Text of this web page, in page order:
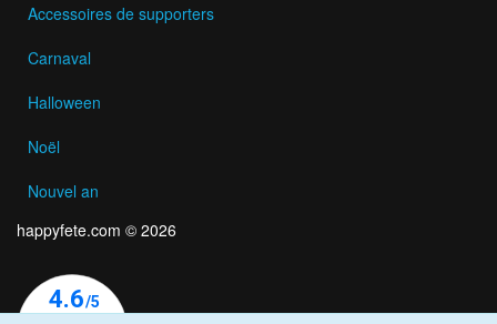
Accessoires de supporters
Carnaval
Halloween
Noël
Nouvel an
happyfete.com © 2026